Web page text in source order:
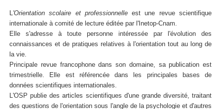
L 'Orientation scolaire et professionnelleest une revue scientifique
internationale à comité de lecture éditée par l'Inetop-Cnam.
Elle s'adresse à toute personne intéressée par l'évolution des
connaissances et de pratiques relatives à l'orientation tout au long de
la vie.
Principale revue francophone dans son domaine, sa publication est
trimestrielle. Elle est référencée dans les principales bases de
données scientifiques internationales.
L'OSP publie des articles scientifiques d'une grande diversité, traitant
des questions de l'orientation sous l'angle de la psychologie et d'autres